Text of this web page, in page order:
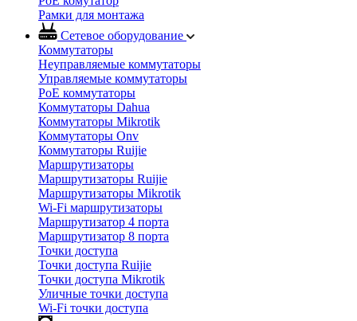
Рамки для монтажа
Сетевое оборудование
Коммутаторы
Неуправляемые коммутаторы
Управляемые коммутаторы
PoE коммутаторы
Коммутаторы Dahua
Коммутаторы Mikrotik
Коммутаторы Onv
Коммутаторы Ruijie
Маршрутизаторы
Маршрутизаторы Ruijie
Маршрутизаторы Mikrotik
Wi-Fi маршрутизаторы
Маршрутизатор 4 порта
Маршрутизатор 8 порта
Точки доступа
Точки доступа Ruijie
Точки доступа Mikrotik
Уличные точки доступа
Wi-Fi точки доступа